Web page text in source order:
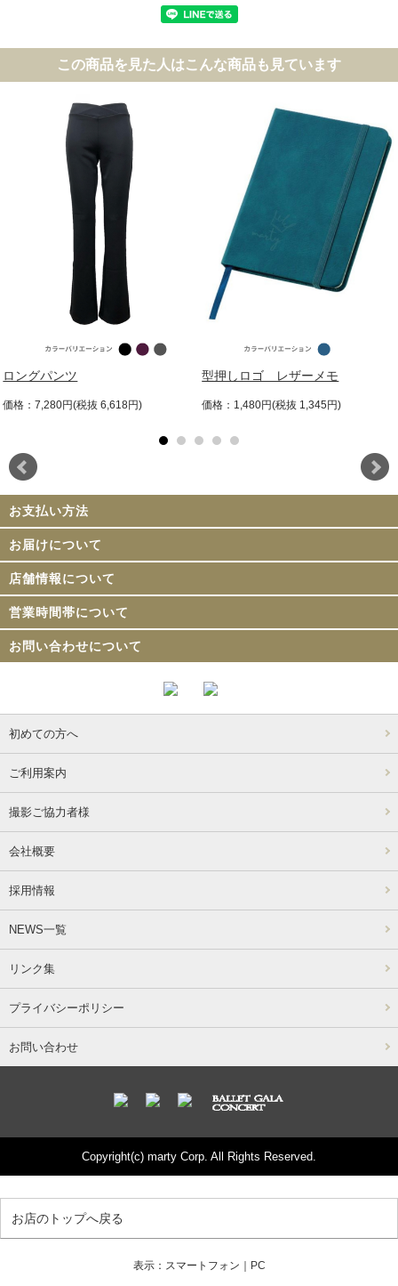
この商品を見た人はこんな商品も見ています
ロングパンツ
価格：7,280円(税抜 6,618円)
型押しロゴ レザーメモ
価格：1,480円(税抜 1,345円)
お支払い方法
お届けについて
店舗情報について
営業時間帯について
お問い合わせについて
初めての方へ
ご利用案内
撮影ご協力者様
会社概要
採用情報
NEWS一覧
リンク集
プライバシーポリシー
お問い合わせ
Copyright(c) marty Corp. All Rights Reserved.
お店のトップへ戻る
表示：スマートフォン｜ PC